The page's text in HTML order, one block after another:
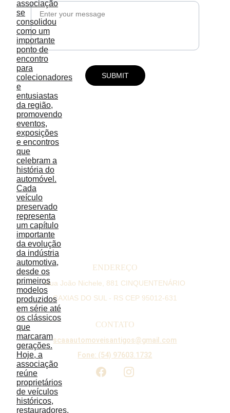
SUBMIT
ENDEREÇO
Rua João Nichele, 881 CINQUENTENÁRIO
CAXIAS DO SUL - RS CEP 95012-631
CONTATO
scaaautomoveisantigos@gmail.com
Fone: (54) 97603.1732